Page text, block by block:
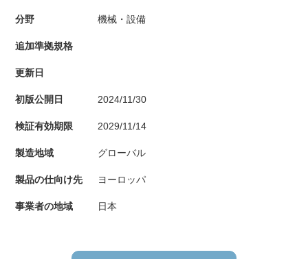
分野 機械・設備
追加準拠規格
更新日
初版公開日 2024/11/30
検証有効期限 2029/11/14
製造地域 グローバル
製品の仕向け先 ヨーロッパ
事業者の地域 日本